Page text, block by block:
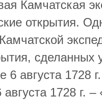
Камчатская
открытия.
сделанных
6 августа 1728
1728 г. –